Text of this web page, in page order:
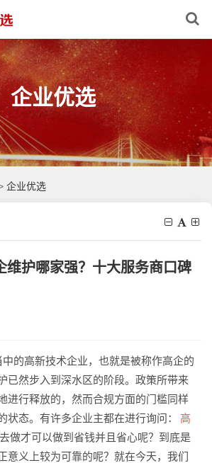
企业优选
企业优选
维护哪家强？十大服务商口碑
中的高新技术企业，也就是被称作高企的
已然步入到深水区的阶段。政策所带来
进行释放的，然而合规方面的门槛同样
状态。有许多企业主都在进行询问：
高
做才可以做到省钱并且省心呢？到底是
意义上较为可靠的呢？就在今天，我们